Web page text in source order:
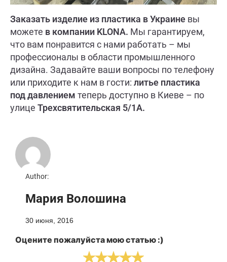
Заказать изделие из пластика в Украине вы
можете в компании KLONA. Мы гарантируем,
что вам понравится с нами работать – мы
профессионалы в области промышленного
дизайна. Задавайте ваши вопросы по телефону
или приходите к нам в гости: литье пластика
под давлением теперь доступно в Киеве – по
улице Трехсвятительская 5/1А.
Author:
Мария Волошина
30 июня, 2016
Оцените пожалуйста мою статью :)